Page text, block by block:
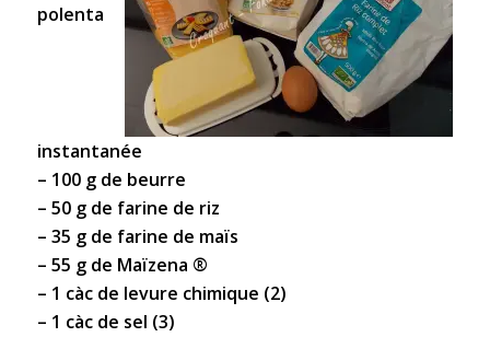
polenta
instantanée
– 100 g de beurre
– 50 g de farine de riz
– 35 g de farine de maïs
– 55 g de Maïzena ®
– 1 càc de levure chimique (2)
– 1 càc de sel (3)